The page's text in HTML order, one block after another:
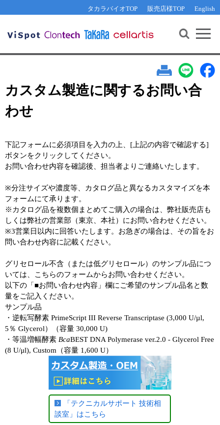
タカラバイオTOP 販売店様TOP English
RNA合成・cDNA合成・クローニング
抗体・ELISA
核酸抽出・精製・標識
リアルタイムPCR（qPCR）
装置・ソフトウェア
サンプル請求
テクニカルサポートライン
その他 ライセンスに関するご相談
Q&A
資料請求
In-Fusion Cloning プライマー設計
抗体検索サイト
プライマー検索・注文
リアルタイムPCR（プローブ法）
機器ソフトウェア・ベクター配列ダウンロード
ラーニングセンター
実験ガイド
リアルタイムPCR実験ガイド
遺伝子検査ガイド（食品・水質・家畜他）
NGSポータルサイト
幹細胞・再生医療研究ガイド
クローニング実験ガイド
細胞選択ガイド
エピジェネティクス実験ガイド
資料請求 お問い合わせ WEB会員登録
カスタム製造に関するお問い合
わせ
下記フォームに必須項目を入力の上、[上記の内容で確認する]
ボタンをクリックしてください。
お問い合わせ内容を確認後、担当者よりご連絡いたします。
※分注サイズや濃度等、カタログ品と異なるカスタマイズを本
フォームにて承ります。
※カタログ品を複数個まとめてご購入の場合は、弊社販売店も
しくは弊社の営業部（東京、本社）にお問い合わせください。
※3営業日以内に回答いたします。お急ぎの場合は、その旨をお
問い合わせ内容に記載ください。
グリセロール不含（または低グリセロール）のサンプル品につ
いては、こちらのフォームからお問い合わせください。
以下の「■お問い合わせ内容」欄にご希望のサンプル品名と数
量をご記入ください。
サンプル品
・逆転写酵素 PrimeScript III Reverse Transcriptase (3,000 U/µl,
5％ Glycerol）（容量 30,000 U)
・等温増幅酵素 BcaBEST DNA Polymerase ver.2.0 - Glycerol Free
(8 U/μl), Custom（容量 1,600 U）
「テクニカルサポート 技術相
談室」はこちら